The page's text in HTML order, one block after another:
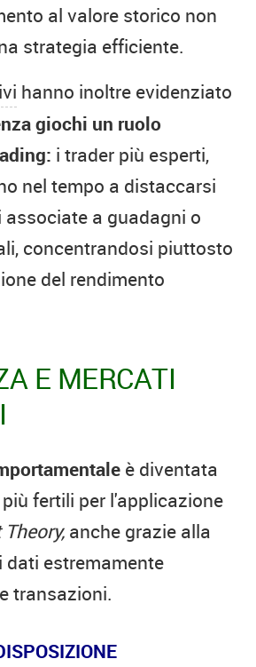
al valore storico non
strategia efficiente.
hanno inoltre evidenziato
giochi un ruolo
i trader più esperti,
nel tempo a distaccarsi
a guadagni o
concentrandosi piuttosto
del rendimento
E MERCATI
è diventata
fertili per l'applicazione
anche grazie alla
estremamente
transazioni.